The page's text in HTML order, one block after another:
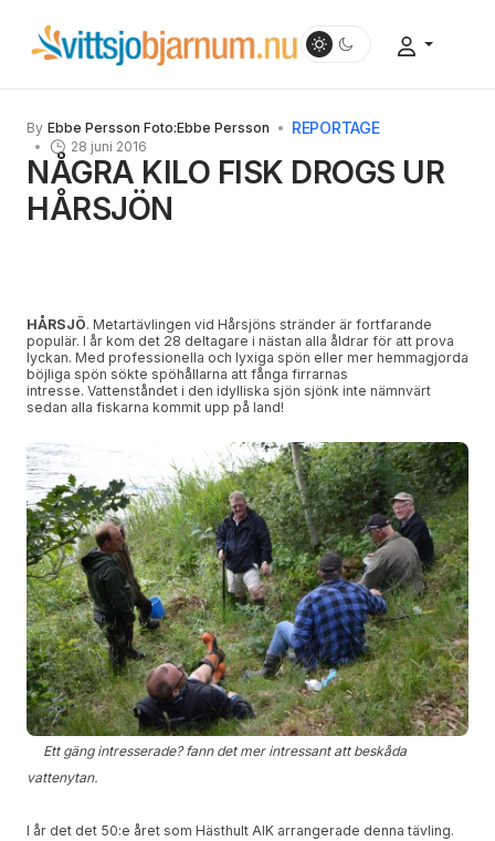
By Ebbe Persson Foto:Ebbe Persson REPORTAGE
28 juni 2016
NÅGRA KILO FISK DROGS UR
HÅRSJÖN
HÅRSJÖ. Metartävlingen vid Hårsjöns stränder är fortfarande
populär. I år kom det 28 deltagare i nästan alla åldrar för att prova
lyckan. Med professionella och lyxiga spön eller mer hemmagjorda
böjliga spön sökte spöhållarna att fånga firrarnas
intresse. Vattenståndet i den idylliska sjön sjönk inte nämnvärt
sedan alla fiskarna kommit upp på land!
Ett gäng intresserade? fann det mer intressant att beskåda
vattenytan.
I år det det 50:e året som Hästhult AIK arrangerade denna tävling.